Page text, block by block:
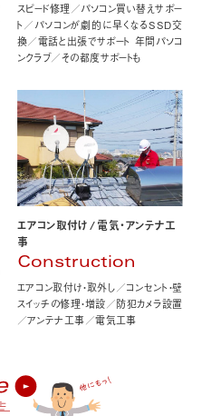
スピード修理／パソコン買い替えサポー
ト／パソコンが劇的に早くなるSSD交
換／電話と出張でサポート 年間パソコ
ンクラブ／その都度サポートも
エアコン取付け/電気・アンテナ工
事
Construction
エアコン取付け・取外し／コンセント・壁
スイッチの修理・増設／防犯カメラ設置
／アンテナ工事／電気工事